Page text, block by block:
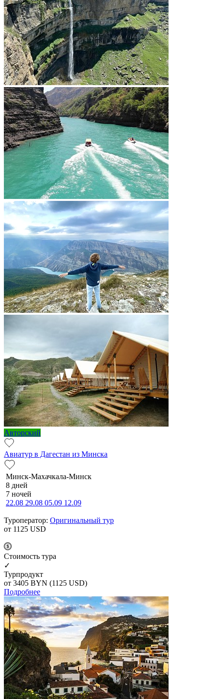
Авторский
Авиатур в Дагестан из Минска
Минск-Махачкала-Минск
8 дней
7 ночей
22.08 29.08 05.09 12.09
Туроператор: Оригинальный тур
от 1125 USD
Cтоимость тура
✓
Турпродукт
от 3405 BYN (1125 USD)
Подробнее